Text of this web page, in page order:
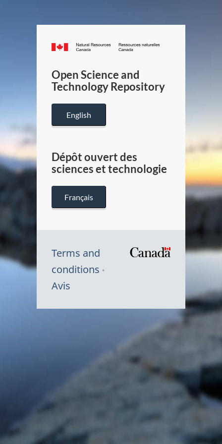
Canada.ca
/
Canada
Open Science and
Technology Repository
English
Dépôt ouvert des
sciences et technologie
Français
Terms and
conditions
Avis
du